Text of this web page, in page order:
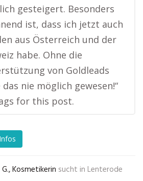
gesteigert. Besonders
ist, dass ich jetzt auch
aus Österreich und der
habe. Ohne die
von Goldleads
nie möglich gewesen!“
for this post.
Kosmetikerin sucht in Lenterode